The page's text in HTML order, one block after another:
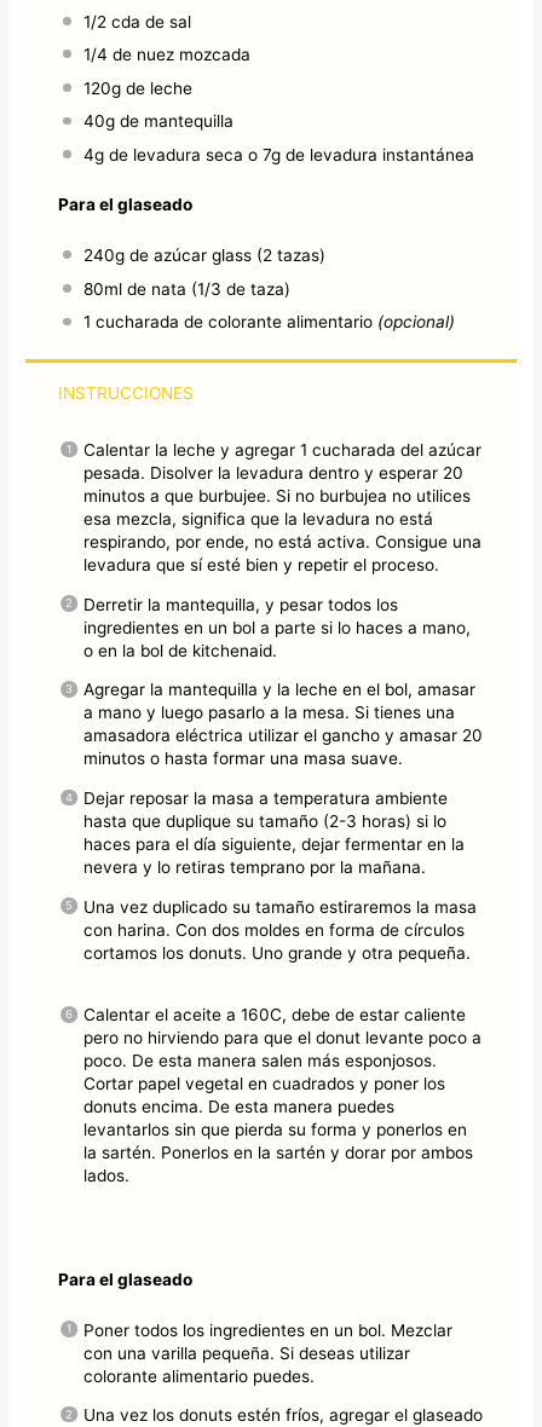
1/2 cda de sal
1/4 de nuez mozcada
120gde leche
40gde mantequilla
4gde levadura seca o 7g de levadura instantánea
Para el glaseado
240gde azúcar glass (2tazas)
80ml de nata (1/3 de taza)
1 cucharada de colorante alimentario (opcional)
INSTRUCCIONES
Calentar la leche y agregar 1 cucharada del azúcar
pesada. Disolver la levadura dentro y esperar 20
minutos a que burbujee. Si no burbujea no utilices
esa mezcla, significa que la levadura no está
respirando, por ende, no está activa. Consigue una
levadura que sí esté bien y repetir el proceso.
Derretir la mantequilla, y pesar todos los
ingredientes en un bol a parte si lo haces a mano,
o en la bol de kitchenaid.
Agregar la mantequilla y la leche en el bol, amasar
a mano y luego pasarlo a la mesa. Si tienes una
amasadora eléctrica utilizar el gancho y amasar 20
minutos o hasta formar una masa suave.
Dejar reposar la masa a temperatura ambiente
hasta que duplique su tamaño (2-3 horas) si lo
haces para el día siguiente, dejar fermentar en la
nevera y lo retiras temprano por la mañana.
Una vez duplicado su tamaño estiraremos la masa
con harina. Con dos moldes en forma de círculos
cortamos los donuts. Uno grande y otra pequeña.
Calentar el aceite a 160C, debe de estar caliente
pero no hirviendo para que el donut levante poco a
poco. De esta manera salen más esponjosos.
Cortar papel vegetal en cuadrados y poner los
donuts encima. De esta manera puedes
levantarlos sin que pierda su forma y ponerlos en
la sartén. Ponerlos en la sartén y dorar por ambos
lados.
Para el glaseado
Poner todos los ingredientes en un bol. Mezclar
con una varilla pequeña. Si deseas utilizar
colorante alimentario puedes.
Una vez los donuts estén fríos, agregar el glaseado